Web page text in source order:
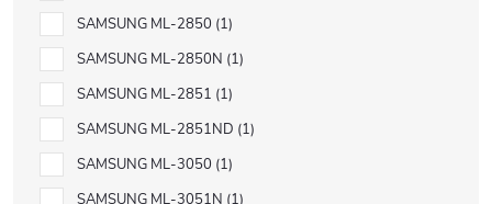
SAMSUNG ML-2850 1
SAMSUNG ML-2850N 1
SAMSUNG ML-2851 1
SAMSUNG ML-2851ND 1
SAMSUNG ML-3050 1
SAMSUNG ML-3051N 1